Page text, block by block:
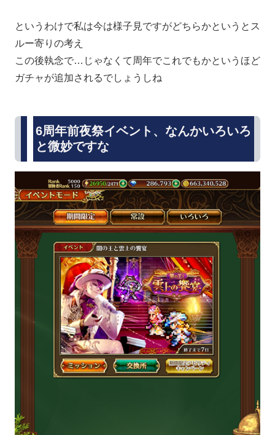
というわけで私は今は様子見ですがどちらかというとス
ルー寄りの考え
この後執念で…じゃなくて周年でこれでもかというほど
ガチャが追加されるでしょうしね
6周年前夜祭イベント、なんかいろいろ
と微妙ですな